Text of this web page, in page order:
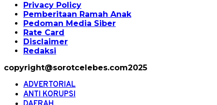
Privacy Policy
Pemberitaan Ramah Anak
Pedoman Media Siber
Rate Card
Disclaimer
Redaksi
copyright@sorotcelebes.com2025
ADVERTORIAL
ANTI KORUPSI